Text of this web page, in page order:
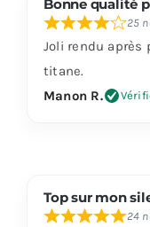
Bonne qualité
25
Joli rendu après
titane.
Manon R.
Top sur mon
24